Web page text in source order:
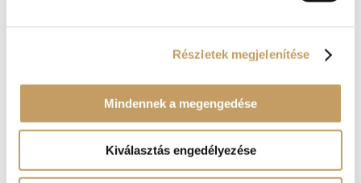
Részletek megjelenítése
Mindennek a megengedése
Kiválasztás engedélyezése
eleganciával és fondorlattal, mint a hal! Lazacfilé
zöldség metélttel, cikóriával, bazsalikomos...